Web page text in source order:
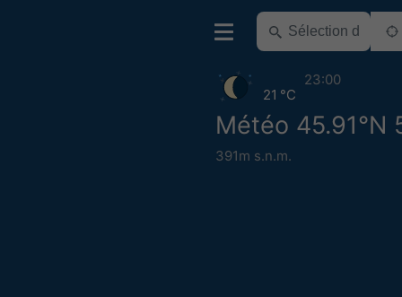
Météo 45.91°N
391m s.n.m.
21 °C
23:00